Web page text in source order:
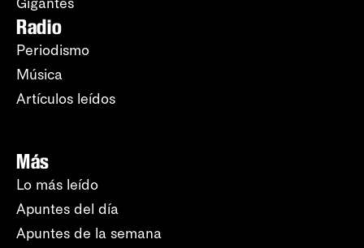
Radio
Periodismo
Música
Artículos leídos
Más
Lo más leído
Apuntes del día
Apuntes de la semana